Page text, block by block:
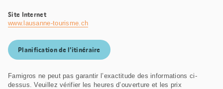
Site Internet
www.lausanne-tourisme.ch
Planification de l’itinéraire
Famigros ne peut pas garantir l’exactitude des informations ci-
dessus. Veuillez vérifier les heures d’ouverture et les prix